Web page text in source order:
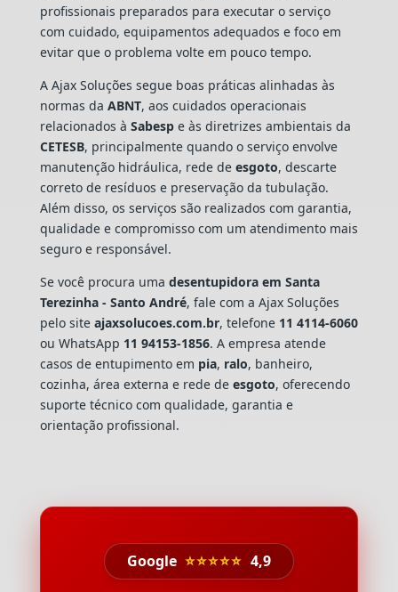
profissionais preparados para executar o serviço
com cuidado, equipamentos adequados e foco em
evitar que o problema volte em pouco tempo.
A Ajax Soluções segue boas práticas alinhadas às
normas da ABNT, aos cuidados operacionais
relacionados à Sabespe às diretrizes ambientais da
CETESB, principalmente quando o serviço envolve
manutenção hidráulica, rede de esgoto, descarte
correto de resíduos e preservação da tubulação.
Além disso, os serviços são realizados com garantia,
qualidade e compromisso com um atendimento mais
seguro e responsável.
Se você procura uma desentupidora em Santa
Terezinha - Santo André, fale com a Ajax Soluções
pelo site ajaxsolucoes.com.br, telefone 11 4114-6060
ou WhatsApp 11 94153-1856. A empresa atende
casos de entupimento em pia, ralo, banheiro,
cozinha, área externa e rede de esgoto, oferecendo
suporte técnico com qualidade, garantia e
orientação profissional.
Google ⭐⭐⭐⭐⭐ 4,9